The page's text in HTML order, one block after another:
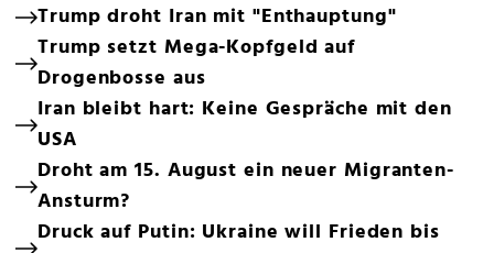
Trump droht Iran mit "Enthauptung"
Trump setzt Mega-Kopfgeld auf
Drogenbosse aus
Iran bleibt hart: Keine Gespräche mit den
USA
Droht am 15. August ein neuer Migranten-
Ansturm?
Druck auf Putin: Ukraine will Frieden bis